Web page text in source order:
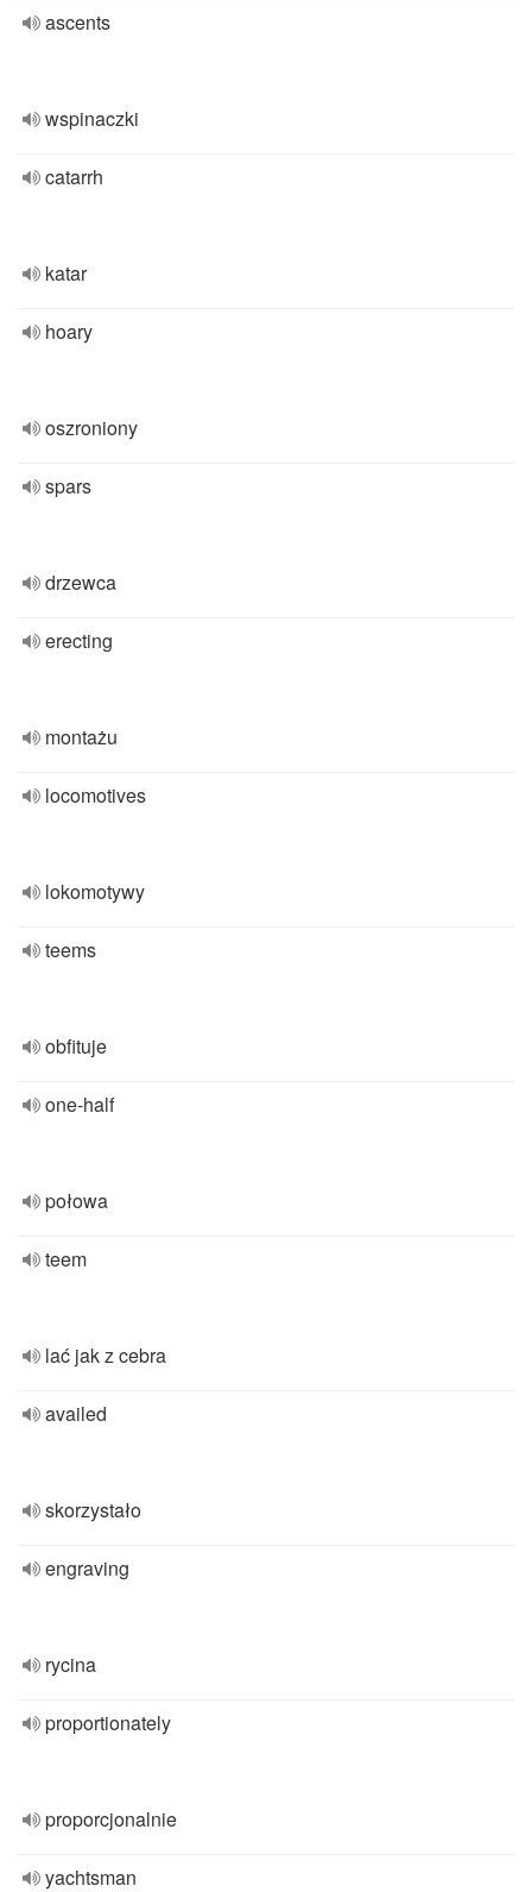
ascents
wspinaczki
catarrh
katar
hoary
oszroniony
spars
drzewca
erecting
montażu
locomotives
lokomotywy
teems
obfituje
one-half
połowa
teem
lać jak z cebra
availed
skorzystało
engraving
rycina
proportionately
proporcjonalnie
yachtsman